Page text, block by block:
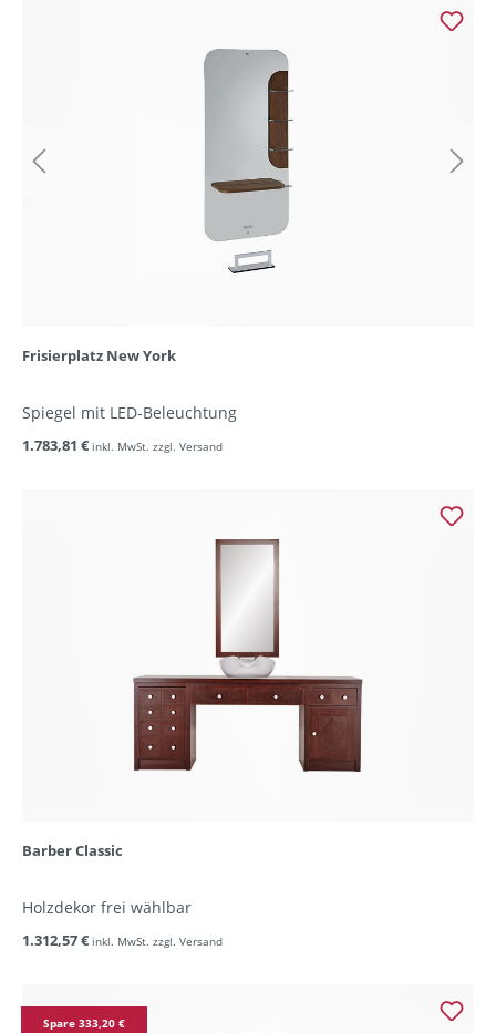
Frisierplatz New York
Spiegel mit LED-Beleuchtung
1.783,81 € inkl. MwSt. zzgl. Versand
Barber Classic
Holzdekor frei wählbar
1.312,57 € inkl. MwSt. zzgl. Versand
Spare 333,20 €